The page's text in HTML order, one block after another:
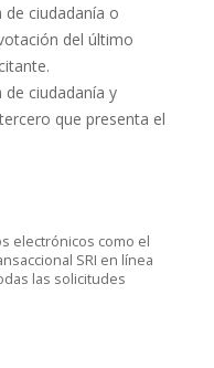
de ciudadanía o
del último
de ciudadanía y
que presenta el
electrónicos como el
SRI en línea
las solicitudes